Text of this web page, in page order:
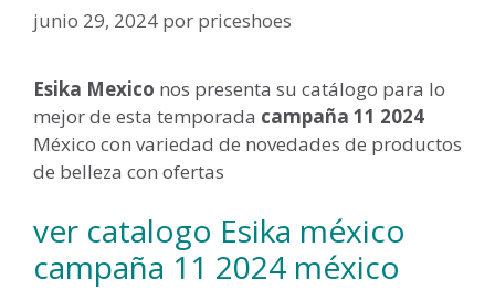
junio 29, 2024 por priceshoes
Esika Mexico nos presenta su catálogo para lo
mejor de esta temporada campaña 11 2024
México con variedad de novedades de productos
de belleza con ofertas
ver catalogo Esika méxico
campaña 11 2024 méxico